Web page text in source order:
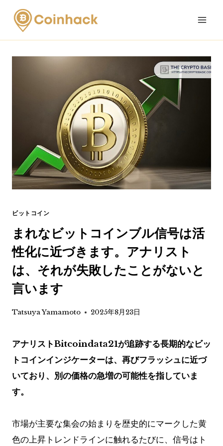
Skip
content
ビットコイン
まれなビットコインブル信号は活
性化に近づきます。アナリスト
は、それが失敗したことがないと
言います
Tatsuya Yamamoto 2025年8月23日
アナリストBitcoindata21が追跡する長期的なビッ
トコインインジケーターは、再びフラッシュに近づ
いており、別の価格の急増の可能性を指していま
す。
市場が主要な集会の始まりを歴史的にマークした黄
色の上昇トレンドラインに触れるたびに、信号はト